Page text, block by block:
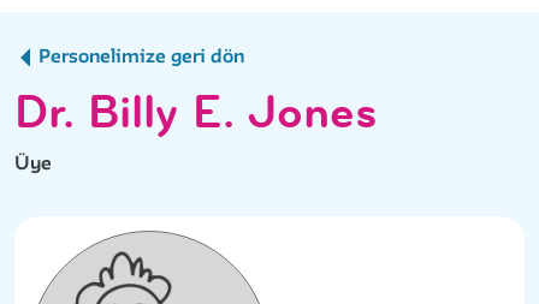
Personelimize geri dön
Dr. Billy E. Jones
Üye